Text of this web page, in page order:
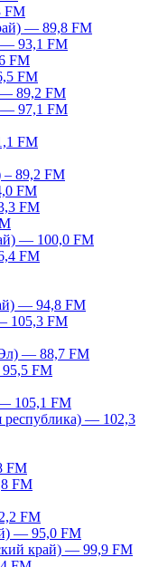
FM
— 89,8 FM
— 93,1 FM
FM
FM
— 89,2 FM
— 97,1 FM
FM
– 89,2 FM
FM
FM
— 100,0 FM
FM
— 94,8 FM
105,3 FM
— 88,7 FM
95,5 FM
105,1 FM
республика) — 102,3
FM
FM
FM
— 95,0 FM
край) — 99,9 FM